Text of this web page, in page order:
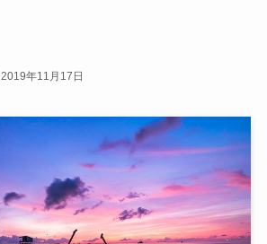
2019年11月17日